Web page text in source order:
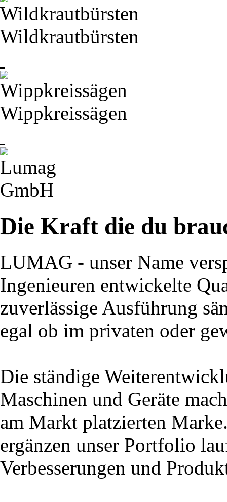
Wildkrautbürsten
Wippkreissägen
Die Kraft die du
LUMAG - unser Name
Ingenieuren entwickelte
zuverlässige Ausführung
egal ob im privaten oder
Die ständige
Maschinen und Geräte
am Markt platzierten
ergänzen unser Portfolio
Verbesserungen und